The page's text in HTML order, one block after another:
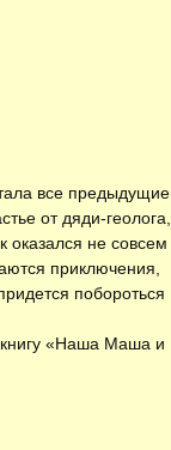
все предыдущие
от дяди-геолога,
оказался не совсем
приключения,
побороться
книгу «Наша Маша и